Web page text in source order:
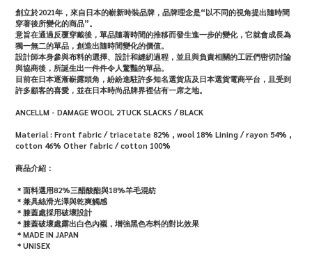
創立於2021年，來自日本的嶄新時裝品牌，品牌理念是“以不同的視角提出隨時間
穿著後所變化的商品”。
意旨在通過反覆穿戴後，單品隨著時間的推移而發生進一步的變化，它就會成長為
獨一無二的單品，創造出隨時間變化的價值。
設計師本身參與布料的選擇、設計和縫紉過程，並且與負責相關的工匠們密切討論
與協商後，所誕生出一件件令人驚豔的單品。
目前在日本逐漸嶄露頭角，紛紛進駐許多知名選貨店及日本選貨電商平台，且受到
許多顧客的喜愛，並在日本時尚品牌界裡佔有一席之地。
ANCELLM - DAMAGE WOOL 2TUCK SLACKS / BLACK
Material : Front fabric / triacetate 82% , wool 18% Lining / rayon 54% ,
cotton 46% Other fabric / cotton 100%
商品介紹：
＊ 面料選用82%三醋酸酯與18%羊毛混紡
＊ 兼具絲滑光澤與乾爽觸感
＊膝蓋處採用破壞設計
＊膝蓋破壞處露出白色內襯，增強黑色布料的對比效果
＊MADE IN JAPAN
＊UNISEX